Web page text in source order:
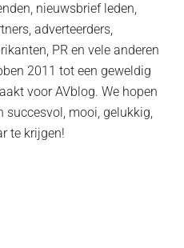
nieuwsbrief leden,
adverteerders,
PR en vele anderen
2011 tot een geweldig
voor AVblog. We hopen
succesvol, mooi, gelukkig,
te krijgen!